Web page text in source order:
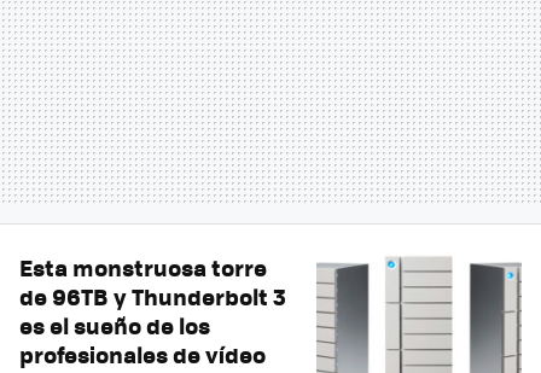
Esta monstruosa torre
de 96TB y Thunderbolt 3
es el sueño de los
profesionales de vídeo